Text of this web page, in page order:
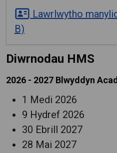
Lawrlwytho
B)
Diwrnodau HMS
2026 - 2027 Blwyddyn
1 Medi 2026
9 Hydref 2026
30 Ebrill 2027
28 Mai 2027